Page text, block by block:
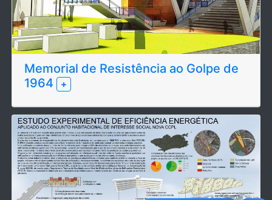
Memorial de Resistência ao Golpe de
1964
+